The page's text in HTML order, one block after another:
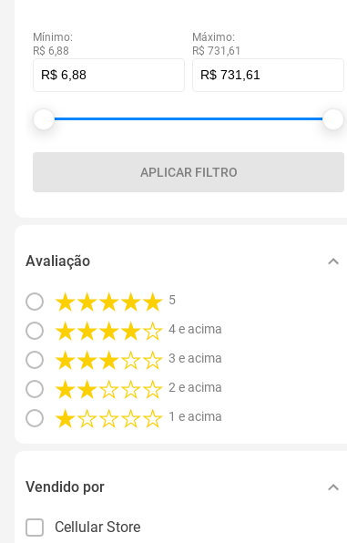
Mínimo:
R$ 6,88
Máximo:
R$ 731,61
APLICAR FILTRO
Avaliação
5
4 e acima
3 e acima
2 e acima
1 e acima
Vendido por
Cellular Store